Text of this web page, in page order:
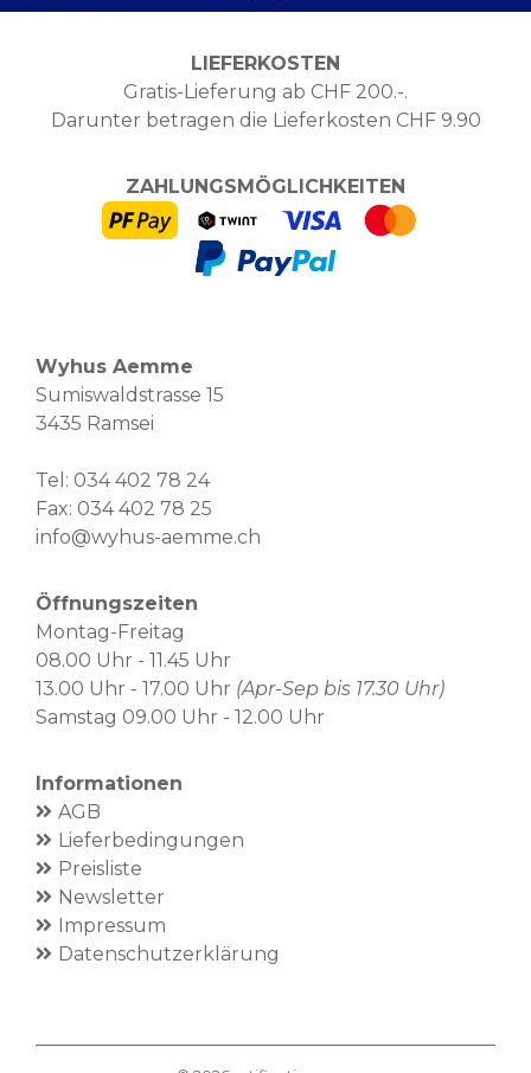
LIEFERKOSTEN
Gratis-Lieferung ab CHF 200.-.
Darunter betragen die Lieferkosten CHF 9.90
ZAHLUNGSMÖGLICHKEITEN
Wyhus Aemme
Sumiswaldstrasse 15
3435 Ramsei
Tel: 034 402 78 24
Fax: 034 402 78 25
info@wyhus-aemme.ch
Öffnungszeiten
Montag-Freitag
08.00 Uhr - 11.45 Uhr
13.00 Uhr - 17.00 Uhr (Apr-Sep bis 17.30 Uhr)
Samstag 09.00 Uhr - 12.00 Uhr
Informationen
AGB
Lieferbedingungen
Preisliste
Newsletter
Impressum
Datenschutzerklärung